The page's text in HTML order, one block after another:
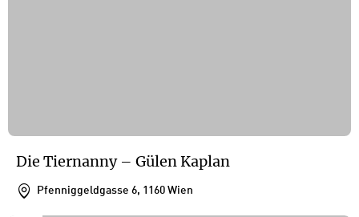
Die Tiernanny – Gülen Kaplan
Pfenniggeldgasse 6, 1160 Wien